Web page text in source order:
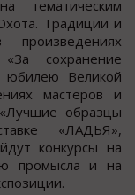
тематическим
Традиции и
произведениях
сохранение
юбилею Великой
мастеров и
образцы
«ЛАДЬЯ»,
конкурсы на
промысла и на